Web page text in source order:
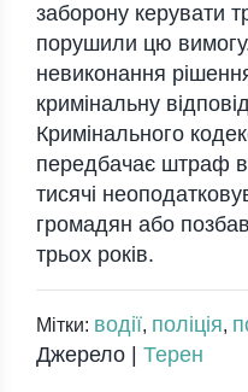
заборону керувати
порушили цю
невиконання
кримінальну
Кримінального
передбачає штраф
тисячі
громадян або
трьох років.
Мітки: водії, поліція,
Джерело | Терен